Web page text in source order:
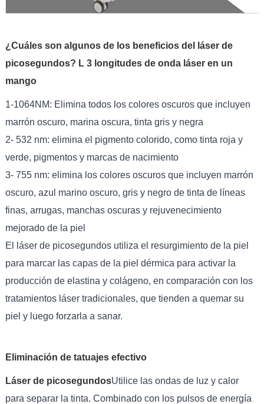
¿Cuáles son algunos de los beneficios del láser de
picosegundos? L 3 longitudes de onda láser en un
mango
1-1064NM: Elimina todos los colores oscuros que incluyen
marrón oscuro, marina oscura, tinta gris y negra
2- 532 nm: elimina el pigmento colorido, como tinta roja y
verde, pigmentos y marcas de nacimiento
3- 755 nm: elimina los colores oscuros que incluyen marrón
oscuro, azul marino oscuro, gris y negro de tinta de líneas
finas, arrugas, manchas oscuras y rejuvenecimiento
mejorado de la piel
El láser de picosegundos utiliza el resurgimiento de la piel
para marcar las capas de la piel dérmica para activar la
producción de elastina y colágeno, en comparación con los
tratamientos láser tradicionales, que tienden a quemar su
piel y luego forzarla a sanar.
Eliminación de tatuajes efectivo
Láser de picosegundosUtilice las ondas de luz y calor
para separar la tinta. Combinado con los pulsos de energía